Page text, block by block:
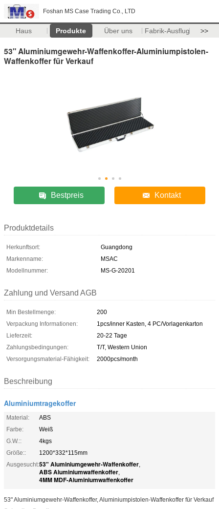
Foshan MS Case Trading Co., LTD
Haus Produkte Über uns Fabrik-Ausflug >>
53" Aluminiumgewehr-Waffenkoffer-Aluminiumpistolen-
Waffenkoffer für Verkauf
Bestpreis Kontakt
Produktdetails
Herkunftsort:
Guangdong
Markenname:
MSAC
Modellnummer:
MS-G-20201
Zahlung und Versand AGB
Min Bestellmenge:
200
Verpackung Informationen:
1pcs/inner Kasten, 4 PC/Vorlagenkarton
Lieferzeit:
20-22 Tage
Zahlungsbedingungen:
T/T, Western Union
Versorgungsmaterial-Fähigkeit:
2000pcs/month
Beschreibung
Aluminiumtragekoffer
Material:
ABS
Farbe:
Weiß
G.W.::
4kgs
Größe::
1200*332*115mm
Ausgesucht:53" Aluminiumgewehr-Waffenkoffer,
ABS Aluminiumwaffenkoffer,
4MM MDF-Aluminiumwaffenkoffer
53" Aluminiumgewehr-Waffenkoffer, Aluminiumpistolen-Waffenkoffer für Verkauf